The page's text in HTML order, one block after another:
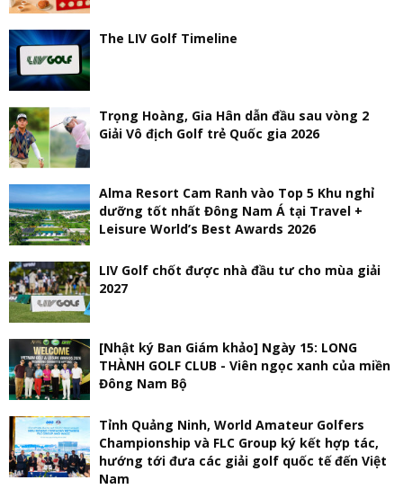
The LIV Golf Timeline
Trọng Hoàng, Gia Hân dẫn đầu sau vòng 2
Giải Vô địch Golf trẻ Quốc gia 2026
Alma Resort Cam Ranh vào Top 5 Khu nghỉ
dưỡng tốt nhất Đông Nam Á tại Travel +
Leisure World’s Best Awards 2026
LIV Golf chốt được nhà đầu tư cho mùa giải
2027
[Nhật ký Ban Giám khảo] Ngày 15: LONG
THÀNH GOLF CLUB - Viên ngọc xanh của miền
Đông Nam Bộ
Tỉnh Quảng Ninh, World Amateur Golfers
Championship và FLC Group ký kết hợp tác,
hướng tới đưa các giải golf quốc tế đến Việt
Nam